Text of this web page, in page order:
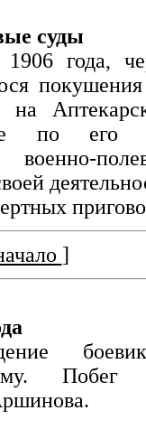
суды
года,
по его
]
Побег